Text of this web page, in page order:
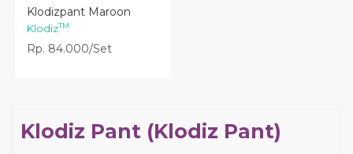
Lihat Detail
Klodizpant Maroon
KlodizTM
Rp. 84.000/Set
Klodiz Pant (Klodiz Pant)